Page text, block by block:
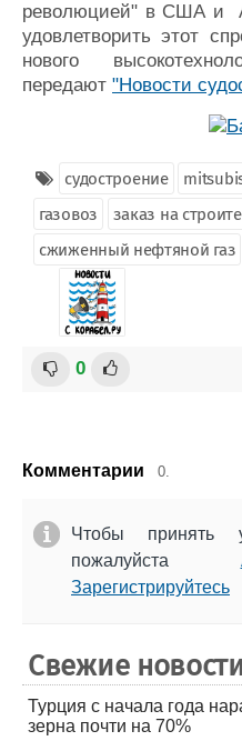
революцией" в США и
удовлетворить этот
нового
передают "Новости
судостроение
газовоз
заказ на
сжиженный нефтяной газ
0
Комментарии 0.
Чтобы принять
пожалуйста
Зарегистрируйтесь
Свежие
Турция с начала года
зерна почти на 70%